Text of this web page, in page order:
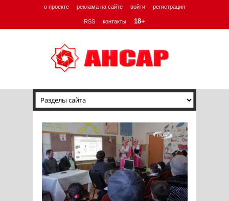
о проекте реклама на сайте войти регистрация
RSS контакты 18+